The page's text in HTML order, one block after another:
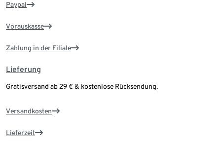
Paypal
Vorauskasse
Zahlung in der Filiale
Lieferung
Gratisversand ab 29 € & kostenlose Rücksendung.
Versandkosten
Lieferzeit